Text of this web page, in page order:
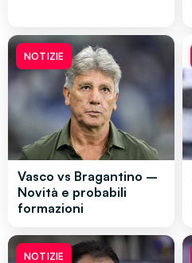
NOTIZIE
Vasco vs Bragantino –
Novità e probabili
formazioni
NOTIZIE